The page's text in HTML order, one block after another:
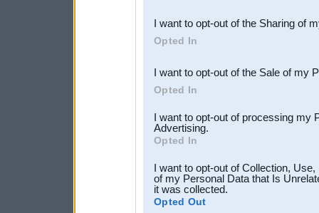
Downstream Participants
third parties.
I want to opt-out of the Sharing of
Opted In
I want to opt-out of the Sale of my
Opted In
I want to opt-out of processing my
Advertising.
Opted In
I want to opt-out of Collection,
of my Personal Data that Is
it was collected.
Opted Out